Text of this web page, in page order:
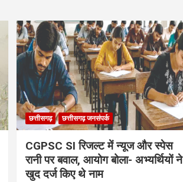
छत्तीसगढ़ छत्तीसगढ़ जनसंपर्क
CGPSC SI रिजल्ट में न्यूज और स्पेस
रानी पर बवाल, आयोग बोला- अभ्यर्थियों ने
खुद दर्ज किए थे नाम